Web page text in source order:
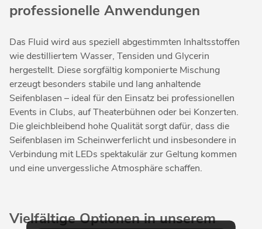
professionelle Anwendungen
Das Fluid wird aus speziell abgestimmten Inhaltsstoffen
wie destilliertem Wasser, Tensiden und Glycerin
hergestellt. Diese sorgfältig komponierte Mischung
erzeugt besonders stabile und lang anhaltende
Seifenblasen – ideal für den Einsatz bei professionellen
Events in Clubs, auf Theaterbühnen oder bei Konzerten.
Die gleichbleibend hohe Qualität sorgt dafür, dass die
Seifenblasen im Scheinwerferlicht und insbesondere in
Verbindung mit LEDs spektakulär zur Geltung kommen
und eine unvergessliche Atmosphäre schaffen.
Vielfältige Optionen in unserem